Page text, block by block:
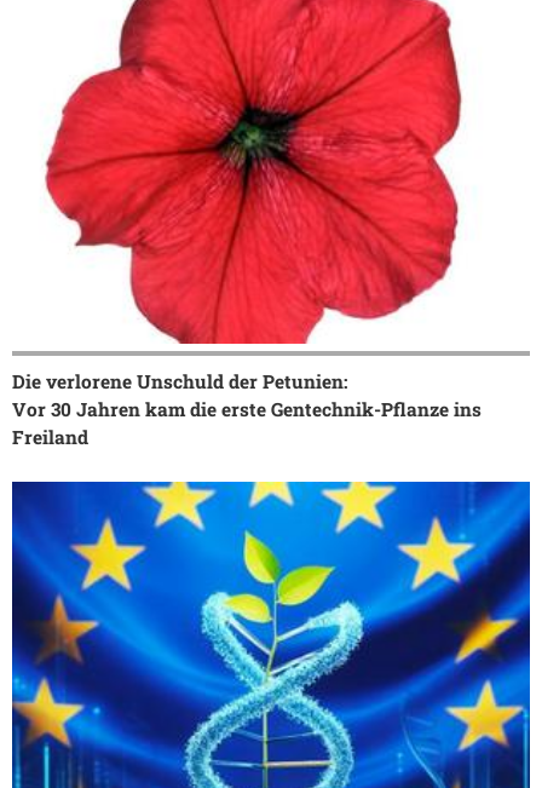
Die verlorene Unschuld der Petunien:
Vor 30 Jahren kam die erste Gentechnik-Pflanze ins
Freiland